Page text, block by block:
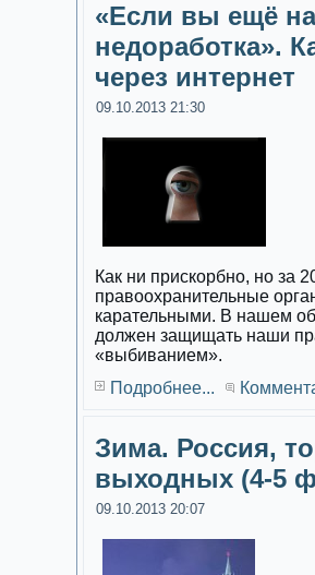
«Если вы ещё
недоработка».
через интернет
09.10.2013 21:30
Как ни прискорбно, но за
правоохранительные
карательными. В нашем
должен защищать наши
«выбиванием».
Подробнее...
Зима. Россия,
выходных (4-5
09.10.2013 20:07